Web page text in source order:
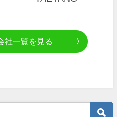
社一覧を見る